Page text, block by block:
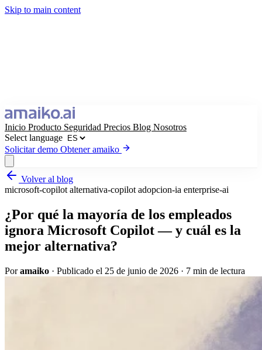
Skip to main content
Inicio Producto Seguridad Precios Blog Nosotros
Select language
Solicitar demo Obtener amaiko
Obtener amaiko Solicitar demo
Volver al blog
microsoft-copilot alternativa-copilot adopcion-ia enterprise-ai
¿Por qué la mayoría de los empleados
ignora Microsoft Copilot — y cuál es la
mejor alternativa?
Poramaiko · Publicado el 25 de junio de 2026 · 7 min de lectura